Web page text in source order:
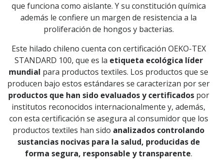
que funciona como aislante. Y su constitución química
además le confiere un margen de resistencia a la
proliferación de hongos y bacterias.
Este hilado chileno cuenta con certificación OEKO-TEX
STANDARD 100, que es la etiqueta ecológica líder
mundial para productos textiles. Los productos que se
producen bajo estos estándares se caracterizan por ser
productos que han sido evaluados y certificadospor
institutos reconocidos internacionalmente y, además,
con esta certificación se asegura al consumidor que los
productos textiles han sido analizados controlando
sustancias nocivas para la salud, producidas de
forma segura, responsable y transparente.